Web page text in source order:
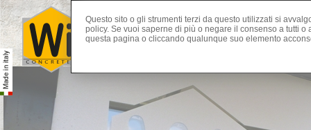
Questo sito o gli strumenti terzi da questo utilizzati si
policy. Se vuoi saperne di più o negare il consenso a tutti
questa pagina o cliccando qualunque suo elemento